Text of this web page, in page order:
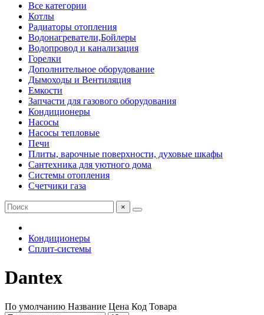
Все категории
Котлы
Радиаторы отопления
Водонагреватели,Бойлеры
Водопровод и канализация
Горелки
Дополнительное оборудование
Дымоходы и Вентиляция
Емкости
Запчасти для газового оборудования
Кондиционеры
Насосы
Насосы тепловые
Печи
Плиты, варочные поверхности, духовые шкафы
Сантехника для уютного дома
Системы отопления
Счетчики газа
×
Кондиционеры
Сплит-системы
Dantex
По умолчанию Название Цена Код Товара